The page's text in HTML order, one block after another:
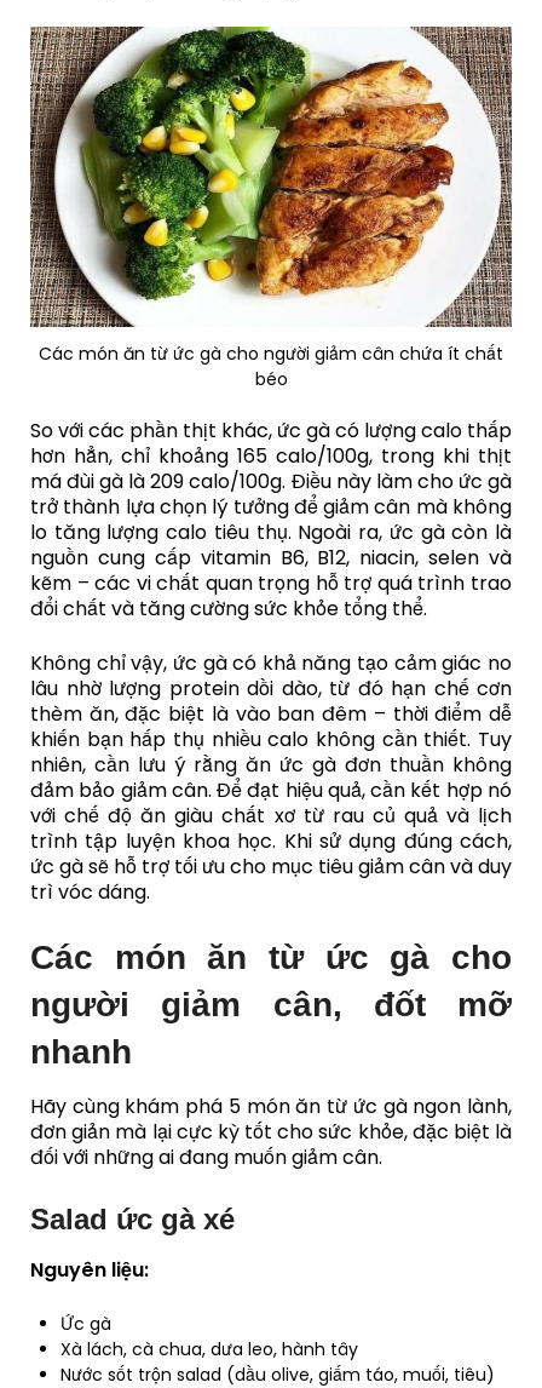
Các món ăn từ ức gà cho người giảm cân chứa ít chất
béo
So với các phần thịt khác, ức gà có lượng calo thấp
hơn hẳn, chỉ khoảng 165 calo/100g, trong khi thịt
má đùi gà là 209 calo/100g. Điều này làm cho ức gà
trở thành lựa chọn lý tưởng để giảm cân mà không
lo tăng lượng calo tiêu thụ. Ngoài ra, ức gà còn là
nguồn cung cấp vitamin B6, B12, niacin, selen và
kẽm – các vi chất quan trọng hỗ trợ quá trình trao
đổi chất và tăng cường sức khỏe tổng thể.
Không chỉ vậy, ức gà có khả năng tạo cảm giác no
lâu nhờ lượng protein dồi dào, từ đó hạn chế cơn
thèm ăn, đặc biệt là vào ban đêm – thời điểm dễ
khiến bạn hấp thụ nhiều calo không cần thiết. Tuy
nhiên, cần lưu ý rằng ăn ức gà đơn thuần không
đảm bảo giảm cân. Để đạt hiệu quả, cần kết hợp nó
với chế độ ăn giàu chất xơ từ rau củ quả và lịch
trình tập luyện khoa học. Khi sử dụng đúng cách,
ức gà sẽ hỗ trợ tối ưu cho mục tiêu giảm cân và duy
trì vóc dáng.
Các món ăn từ ức gà cho
người giảm cân, đốt mỡ
nhanh
Hãy cùng khám phá 5 món ăn từ ức gà ngon lành,
đơn giản mà lại cực kỳ tốt cho sức khỏe, đặc biệt là
đối với những ai đang muốn giảm cân.
Salad ức gà xé
Nguyên liệu:
Ức gà
Xà lách, cà chua, dưa leo, hành tây
Nước sốt trộn salad (dầu olive, giấm táo, muối, tiêu)